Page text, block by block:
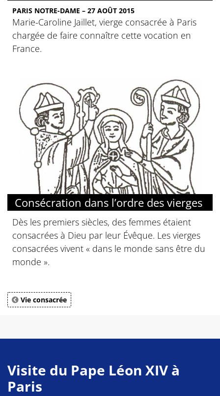
PARIS NOTRE-DAME – 27 AOÛT 2015
Marie-Caroline Jaillet, vierge consacrée à Paris
chargée de faire connaître cette vocation en
France.
Consécration dans l’ordre des vierges
Dès les premiers siècles, des femmes étaient
consacrées à Dieu par leur Évêque. Les vierges
consacrées vivent « dans le monde sans être du
monde ».
Vie consacrée
Visite du Pape Léon XIV à
Paris